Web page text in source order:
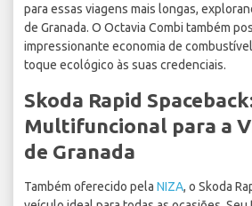
para essas viagens mais longas,
de Granada. O Octavia Combi também
impressionante economia de
toque ecológico às suas credenciais.
Skoda Rapid
Multifuncional para a
de Granada
Também oferecido pela NIZA, o Skoda